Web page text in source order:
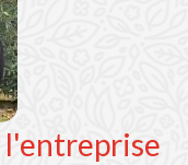
l'entreprise